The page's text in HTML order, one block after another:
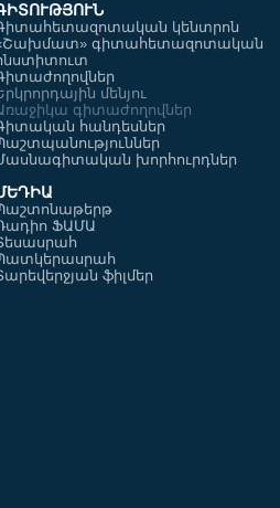
Երկհատոր
շնորհանդես
Մանկավարժականում
Առցանց համաժողով՝
ERASMUS+ eCAMPUS
կենտրոն
գիտահետազոտական
մենյու
գիտաժողովներ
հանդեսներ
խորհուրդներ
ՖԱՄԱ
ֆիլմեր